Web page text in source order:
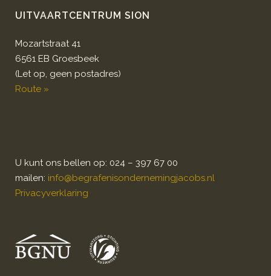
UITVAARTCENTRUM SION
Mozartstraat 41
6561 EB Groesbeek
(Let op, geen postadres)
Route »
U kunt ons bellen op: 024 – 397 67 00
mailen: info@begrafenisondernemingjacobs.nl
Privacyverklaring